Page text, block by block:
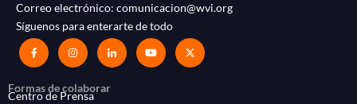
Correo electrónico: comunicacion@wvi.org
Síguenos para enterarte de todo
Formas de colaborar
Centro de Prensa